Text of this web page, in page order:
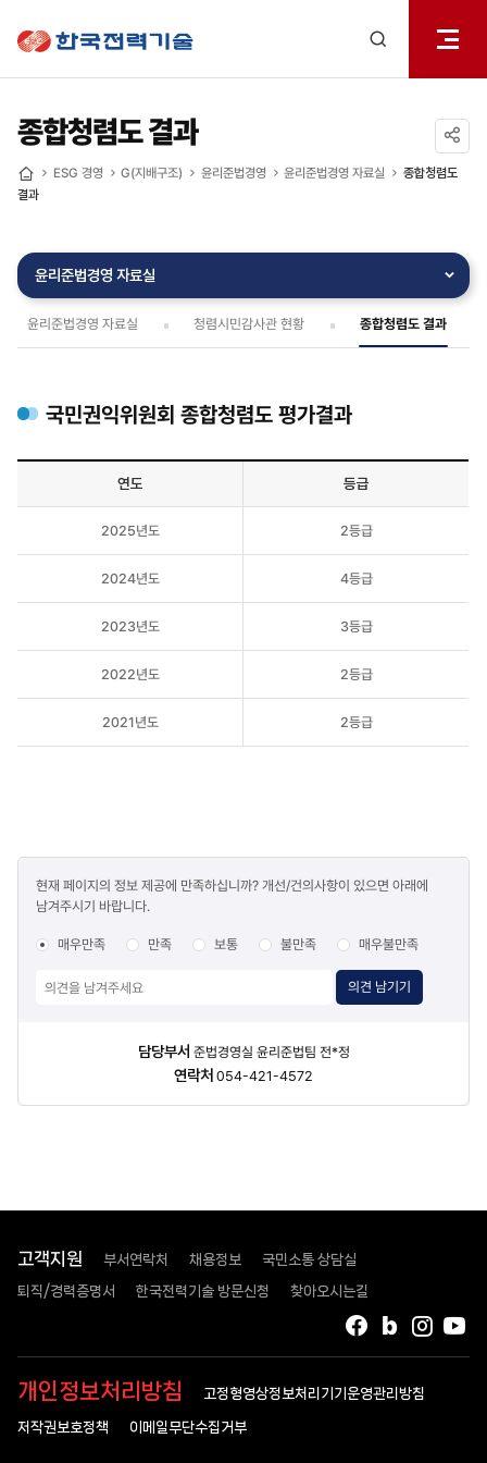
열기
종합청렴도 결과
홈
ESG 경영 G(지배구조) 윤리준법경영 윤리준법경영 자료실
종합청렴도
결과
공유하기
윤리준법경영 자료실
윤리준법경영 자료실 청렴시민감사관 현황 종합청렴도 결과
국민권익위원회 종합청렴도 평가결과
점수가
공공기관
연도 등급
2025년도 2등급
2024년도 4등급
2023년도 3등급
2022년도 2등급
2021년도 2등급
만족도
조사
현재 페이지의 정보 제공에 만족하십니까? 개선/건의사항이 있으면 아래에
남겨주시기 바랍니다.
매우만족 만족 보통 불만족 매우불만족
의견 남기기
담당부서 준법경영실 윤리준법팀 전*정
연락처 054-421-4572
고객지원 부서연락처 채용정보 국민소통 상담실
퇴직/경력증명서 한국전력기술 방문신청 찾아오시는길
인스
블로그
페이스북
개인정보처리방침 고정형영상정보처리기기운영관리방침
저작권보호정책 이메일무단수집거부